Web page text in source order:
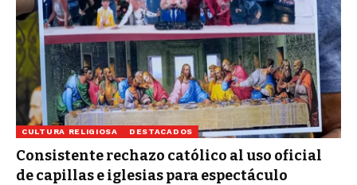
CULTURA RELIGIOSA DESTACADOS
Consistente rechazo católico al uso oficial
de capillas e iglesias para espectáculo